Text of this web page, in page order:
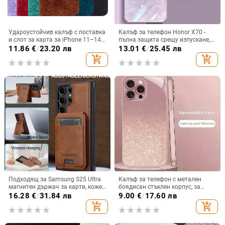
Удароустойчив калъф с поставка
и слот за карта за iPhone 11–14
Pro Max, изкуствена кожа,
11.86 €/23.20 лв
add_shopping_cart
Калъф за телефон Honor X70 -
пълна защита срещу изпускане,
закалено стъкло, модел Аурора
13.01 €/25.45 лв
add_shopping_cart
Подходящ за Samsung S25 Ultra
магнитен държач за карти, кожен
калъф S24Plus, защитен калъф,
разделен на части, калъф за
мобилен телефон Samsung
16.28 €/31.84 лв
add_shopping_cart
Калъф за телефон с метален
боядисан стъклен корпус, за
iPhone 11–14 Pro Max,
9.00 €/17.60 лв
add_shopping_cart